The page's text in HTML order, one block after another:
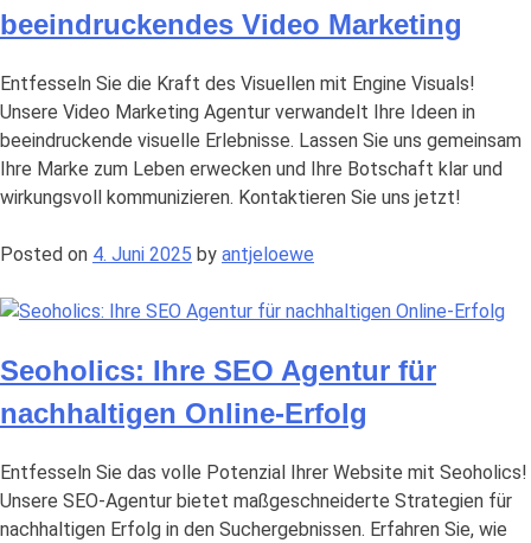
beeindruckendes Video Marketing
Entfesseln Sie die Kraft des Visuellen mit Engine Visuals!
Unsere Video Marketing Agentur verwandelt Ihre Ideen in
beeindruckende visuelle Erlebnisse. Lassen Sie uns gemeinsam
Ihre Marke zum Leben erwecken und Ihre Botschaft klar und
wirkungsvoll kommunizieren. Kontaktieren Sie uns jetzt!
Posted on 4. Juni 2025 by antjeloewe
Seoholics: Ihre SEO Agentur für
nachhaltigen Online-Erfolg
Entfesseln Sie das volle Potenzial Ihrer Website mit Seoholics!
Unsere SEO-Agentur bietet maßgeschneiderte Strategien für
nachhaltigen Erfolg in den Suchergebnissen. Erfahren Sie, wie